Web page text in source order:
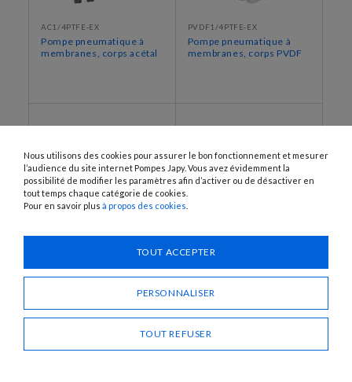
AC1/4PTFE-EX
Pompe pneumatique à
membranes, corps acétal
PVDF1/4PTFE-EX
Pompe pneumatique à
membranes, corps PVDF
Pompe pneumatique à
membranes, corps PVDF
Pompe pneumatique à
membranes, corps PVDF
Nous utilisons des cookies pour assurer le bon fonctionnement et mesurer
l’audience du site internet Pompes Japy. Vous avez évidemment la
possibilité de modifier les paramètres afin d’activer ou de désactiver en
tout temps chaque catégorie de cookies.
Pour en savoir plus à propos des cookies
TOUT ACCEPTER
PERSONNALISER
TOUT REFUSER